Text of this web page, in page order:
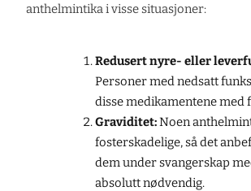
anthelmintika i visse situasjoner:
Redusert nyre- eller
Personer med nedsatt
disse medikamentene med
Graviditet:Noen
fosterskadelige, så det
dem under svangerskap
absolutt nødvendig.